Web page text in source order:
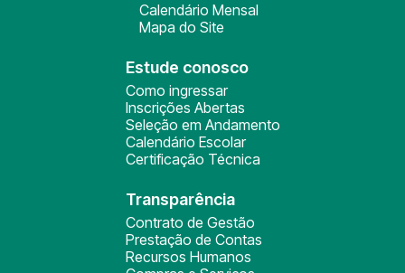
Calendário Mensal
Mapa do Site
Estude conosco
Como ingressar
Inscrições Abertas
Seleção em Andamento
Calendário Escolar
Certificação Técnica
Transparência
Contrato de Gestão
Prestação de Contas
Recursos Humanos